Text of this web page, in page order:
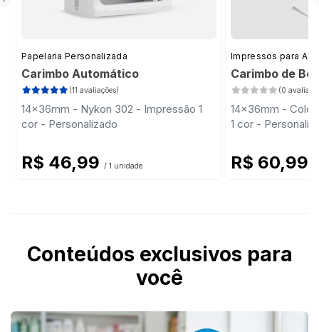
Papelaria Personalizada
Carimbo Automático
(11 avaliações)
14x36mm - Nykon 302 - Impressão 1
cor - Personalizado
R$ 46,99 / 1 unidade
Impressos para
Carimbo de
(0
14x36mm -
1 cor -
R$ 60,99
Conteúdos exclusivos para
você